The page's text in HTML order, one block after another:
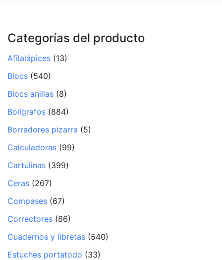
Categorías del producto
Afilalápices (13)
Blocs (540)
Blocs anillas (8)
Bolígrafos (884)
Borradores pizarra (5)
Calculadoras (99)
Cartulinas (399)
Ceras (267)
Compases (67)
Correctores (86)
Cuadernos y libretas (540)
Estuches portatodo (33)